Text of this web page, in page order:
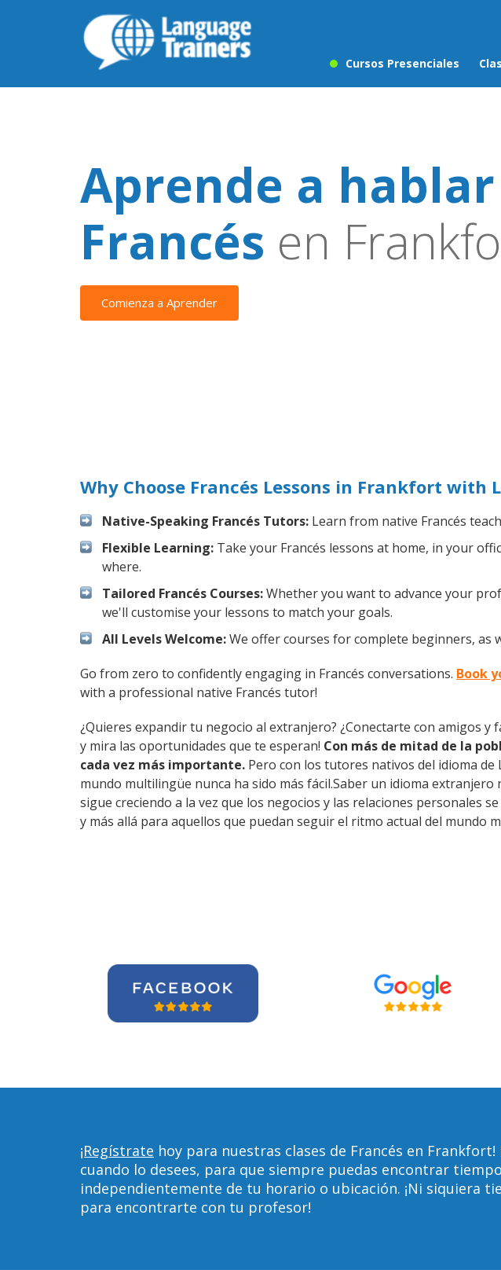
Cursos Presenciales
Aprende a hablar
Francés en
Comienza a Aprender
Why Choose Francés Lessons in Frankfort with
Native-Speaking Francés Tutors: Learn from native Francés
Flexible Learning: Take your Francés lessons at home, in your
where.
Tailored Francés Courses:Whether you want to advance your
we'll customise your lessons to match your goals.
All Levels Welcome:We offer courses for complete beginners, as
Go from zero to confidently engaging in Francés conversations. Book
with a professional native Francés tutor!
¿Quieres expandir tu negocio al extranjero? ¿Conectarte con amigos
y mira las oportunidades que te esperan! Con más de mitad de la
cada vez más importante. Pero con los tutores nativos del idioma
mundo multilingüe nunca ha sido más fácil.Saber un idioma
sigue creciendo a la vez que los negocios y las relaciones personales
y más allá para aquellos que puedan seguir el ritmo actual del mundo
¡Regístrate hoy para nuestras clases de Francés en
cuando lo desees, para que siempre puedas encontrar
independientemente de tu horario o ubicación. ¡Ni siquiera
para encontrarte con tu profesor!